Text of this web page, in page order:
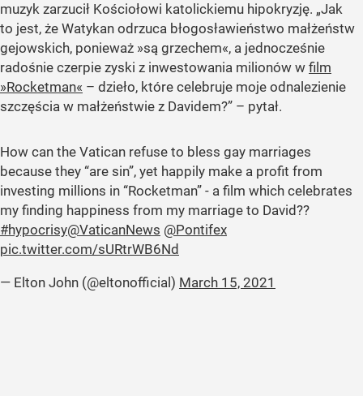
muzyk zarzucił Kościołowi katolickiemu hipokryzję. „Jak
to jest, że Watykan odrzuca błogosławieństwo małżeństw
gejowskich, ponieważ »są grzechem«, a jednocześnie
radośnie czerpie zyski z inwestowania milionów w film
»Rocketman« – dzieło, które celebruje moje odnalezienie
szczęścia w małżeństwie z Davidem?” – pytał.
How can the Vatican refuse to bless gay marriages
because they “are sin”, yet happily make a profit from
investing millions in “Rocketman” - a film which celebrates
my finding happiness from my marriage to David??
#hypocrisy@VaticanNews @Pontifex
pic.twitter.com/sURtrWB6Nd
— Elton John (@eltonofficial) March 15, 2021